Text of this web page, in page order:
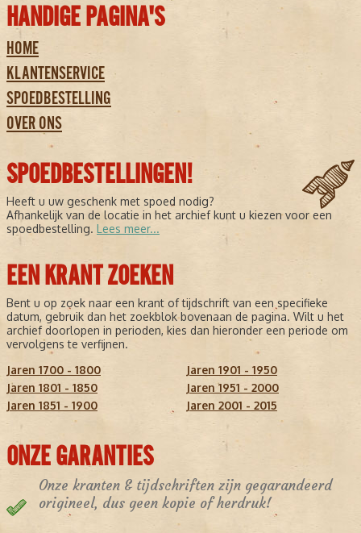
HANDIGE PAGINA'S
HOME
KLANTENSERVICE
SPOEDBESTELLING
OVER ONS
SPOEDBESTELLINGEN!
Heeft u uw geschenk met spoed nodig?
Afhankelijk van de locatie in het archief kunt u kiezen voor een
spoedbestelling. Lees meer...
EEN KRANT ZOEKEN
Bent u op zoek naar een krant of tijdschrift van een specifieke
datum, gebruik dan het zoekblok bovenaan de pagina. Wilt u het
archief doorlopen in perioden, kies dan hieronder een periode om
vervolgens te verfijnen.
Jaren 1700 - 1800
Jaren 1801 - 1850
Jaren 1851 - 1900
Jaren 1901 - 1950
Jaren 1951 - 2000
Jaren 2001 - 2015
ONZE GARANTIES
Onze kranten & tijdschriften zijn gegarandeerd
origineel, dus geen kopie of herdruk!